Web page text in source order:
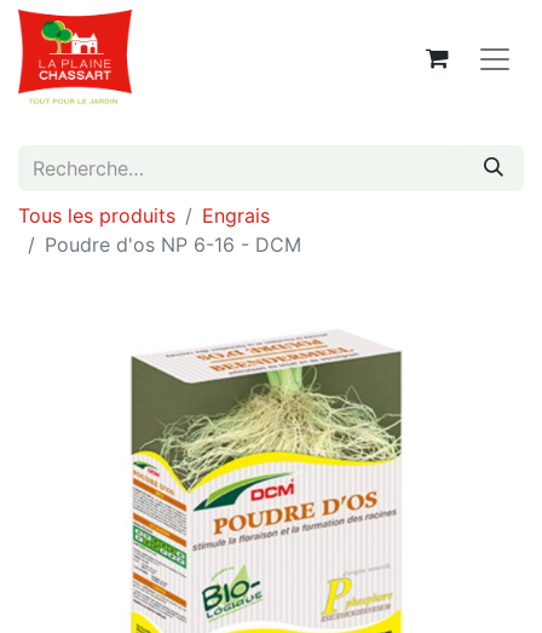
Tous les produits
Engrais
Poudre d'os NP 6-16 - DCM